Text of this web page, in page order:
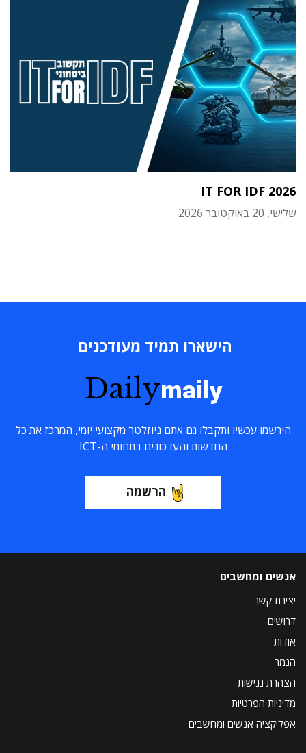
IT FOR IDF 2026
שלישי, 20 באוקטובר 2026
הישארו תמיד מעודכנים
Dailymaily
הירשמו עכשיו ותקבלו גם אתם ניוזלטר מקצועי יומי, המרכז את כל
החדשות והעדכונים בתחומי ה-ICT
הרשמה
אנשים ומחשבים
יצירת קשר
דרושים
אודות
הנמר
הצהרת נגישות
מדיניות הפרטיות
אפליקציה אנשים ומחשבים